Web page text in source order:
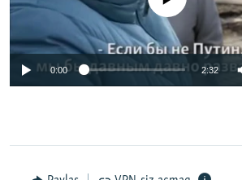
0:00 2:32